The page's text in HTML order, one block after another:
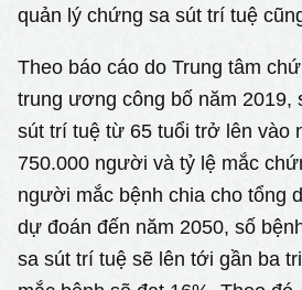
quản lý chứng sa sút trí tuệ
Theo báo cáo do Trung tâm
trung ương công bố năm 2019,
sút trí tuệ từ 65 tuổi trở lên vào
750.000 người và tỷ lệ mắc
người mắc bệnh chia cho tổng
dự đoán đến năm 2050, số
sa sút trí tuệ sẽ lên tới gần ba